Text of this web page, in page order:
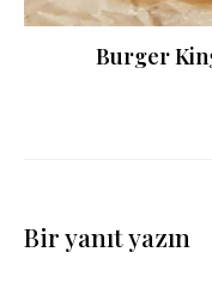
Burger
Bir yanıt yazın